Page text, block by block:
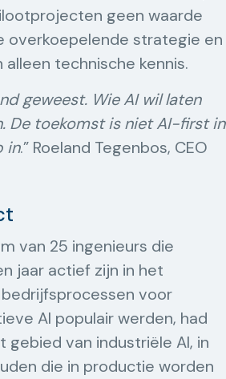
geen waarde
overkoepelende strategie en
technische kennis.
geweest. Wie AI wil laten
De toekomst is niet AI-first in
in.” Roeland Tegenbos, CEO
van 25 ingenieurs die
jaar actief zijn in het
voor
AI populair werden, had
van industriële AI, in
die in productie worden